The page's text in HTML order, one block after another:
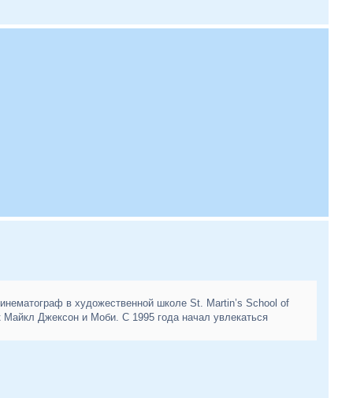
в художественной школе St. Martin’s School of
Джексон и Моби. С 1995 года начал увлекаться